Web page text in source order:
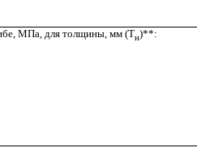
МПа, для толщины, мм (Тн)**: